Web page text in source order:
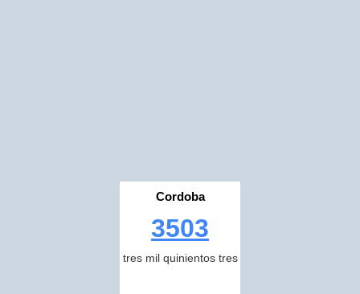
Cordoba
3503
tres mil quinientos tres